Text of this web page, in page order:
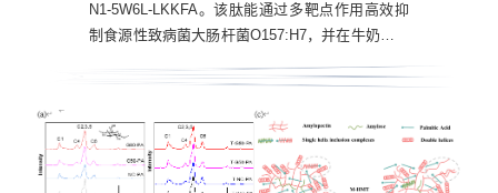
N1-5W6L-LKKFA。该肽能通过多靶点作用高效抑
制食源性致病菌大肠杆菌O157:H7，并在牛奶中展
供了新策略。相关研究成果发表于中科院一区TOP
期刊《Innovative Food Science & Emerging
Technologies》（影响因子6.8）。深圳技术大学
为第一完成单位，...